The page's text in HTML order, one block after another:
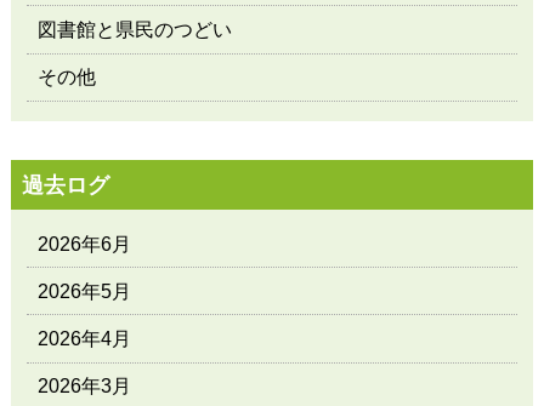
図書館と県民のつどい
その他
過去ログ
2026年6月
2026年5月
2026年4月
2026年3月